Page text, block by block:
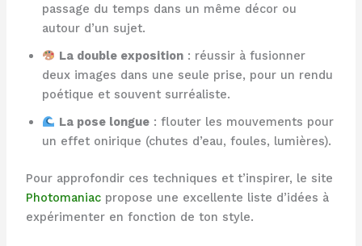
passage du temps dans un même décor ou
autour d’un sujet.
La double exposition : réussir à fusionner
deux images dans une seule prise, pour un rendu
poétique et souvent surréaliste.
La pose longue : flouter les mouvements pour
un effet onirique (chutes d’eau, foules, lumières).
Pour approfondir ces techniques et t’inspirer, le site
Photomaniacpropose une excellente liste d’idées à
expérimenter en fonction de ton style.